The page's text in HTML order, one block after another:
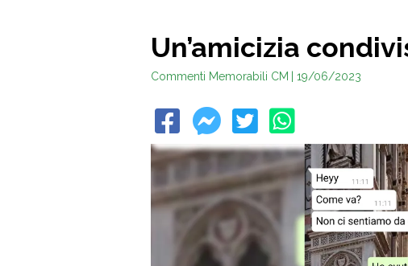
Un’amicizia
Commenti Memorabili CM | 19/06/2023